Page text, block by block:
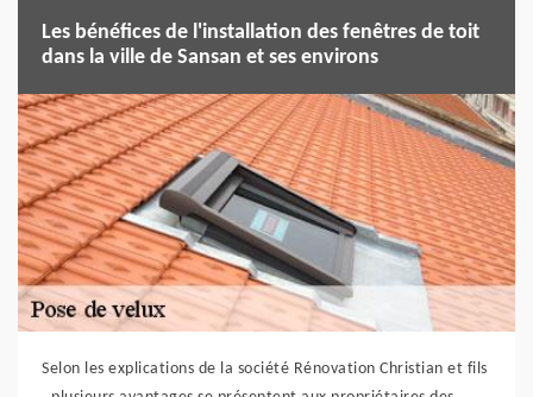
Les bénéfices de l'installation des fenêtres de toit
dans la ville de Sansan et ses environs
Selon les explications de la société Rénovation Christian et fils